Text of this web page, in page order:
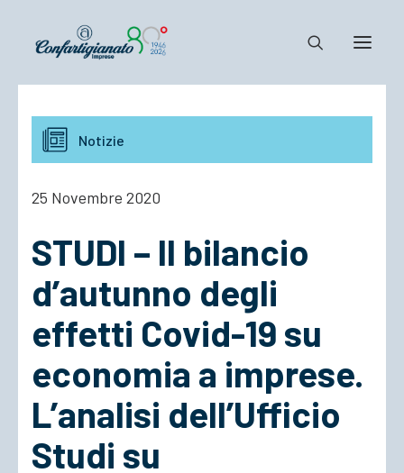
Notizie e Documenti
Confartigianato
Cosa Facciamo
ACCEDI
Notizie
25 Novembre 2020
STUDI – Il bilancio
d’autunno degli
effetti Covid-19 su
economia a imprese.
L’analisi dell’Ufficio
Studi su